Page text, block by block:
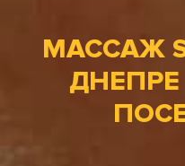
МАССАЖ
ДНЕПРЕ